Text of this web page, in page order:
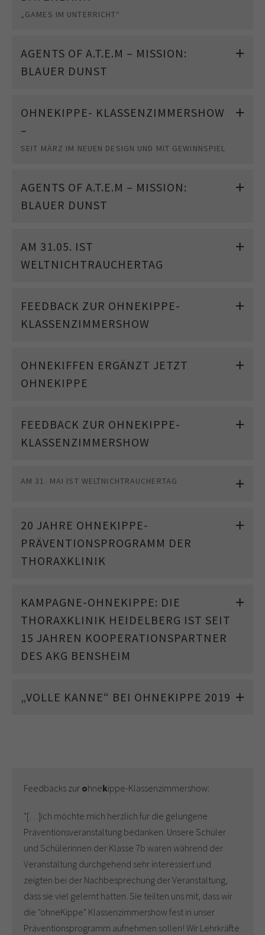
„GAMES IM UNTERRICHT“
AGENTS OF A.T.E.M – MISSION:
BLAUER DUNST
OHNEKIPPE- KLASSENZIMMERSHOW
–
SEIT MÄRZ IM NEUEN DESIGN UND MIT GEWINNSPIEL
AGENTS OF A.T.E.M – MISSION:
BLAUER DUNST
AM 31.05. IST
WELTNICHTRAUCHERTAG
FEEDBACK ZUR OHNEKIPPE-
KLASSENZIMMERSHOW
OHNEKIFFEN ERGÄNZT JETZT
OHNEKIPPE
FEEDBACK ZUR OHNEKIPPE-
KLASSENZIMMERSHOW
AM 31. MAI IST WELTNICHTRAUCHERTAG
20 JAHRE OHNEKIPPE-
PRÄVENTIONSPROGRAMM DER
THORAXKLINIK
KAMPAGNE-OHNEKIPPE: DIE
THORAXKLINIK HEIDELBERG IST SEIT
15 JAHREN KOOPERATIONSPARTNER
DES AKG BENSHEIM
„VOLLE KANNE“ BEI OHNEKIPPE 2019
Feedbacks zur ohnekippe-Klassenzimmershow:
"[…]ich möchte mich herzlich für die gelungene
Präventionsveranstaltung bedanken. Unsere Schüler
und Schülerinnen der Klasse 7b waren während der
Veranstaltung durchgehend sehr interessiert und
zeigten bei der Nachbesprechung der Veranstaltung,
dass sie viel gelernt hatten. Sie teilten uns mit, dass wir
die "ohneKippe" Klassenzimmershow fest in unser
Präventionsprogramm aufnehmen sollen! Wir Lehrkräfte